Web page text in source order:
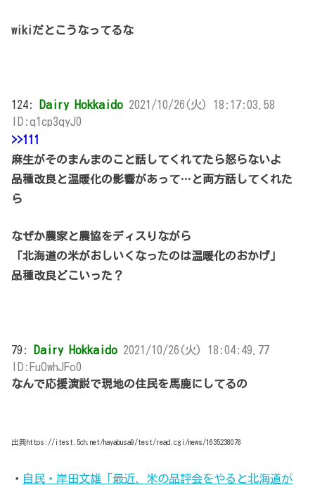
wikiだとこうなってるな
124: Dairy Hokkaido 2021/10/26(火) 18:17:03.58
ID:q1cp3qyJ0
>>111
麻生がそのまんまのこと話してくれてたら怒らないよ
品種改良と温暖化の影響があって…と両方話してくれた
ら
なぜか農家と農協をディスりながら
「北海道の米がおしいくなったのは温暖化のおかげ」
品種改良どこいった？
79: Dairy Hokkaido 2021/10/26(火) 18:04:49.77
ID:FuOwhJFo0
なんで応援演説で現地の住民を馬鹿にしてるの
出典https://itest.5ch.net/hayabusa9/test/read.cgi/news/1635238078
・ 自民・岸田文雄「最近、米の品評会をやると北海道が